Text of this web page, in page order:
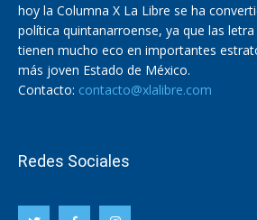
hoy la Columna X La Libre se ha
política quintanarroense, ya que las
tienen mucho eco en importantes
más joven Estado de México.
Contacto: contacto@xlalibre.com
Redes Sociales